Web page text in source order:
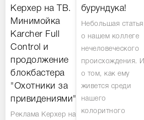
Керхер на ТВ.
Минимойка
Karcher Full
Control и
продолжение
блокбастера
"Охотники за
привидениями".
Реклама Керхер на
бурундука!
Небольшая статья
о нашем коллеге
нечеловеческого
происхождения. И
о том, как ему
живется среди
нашего
колоритного